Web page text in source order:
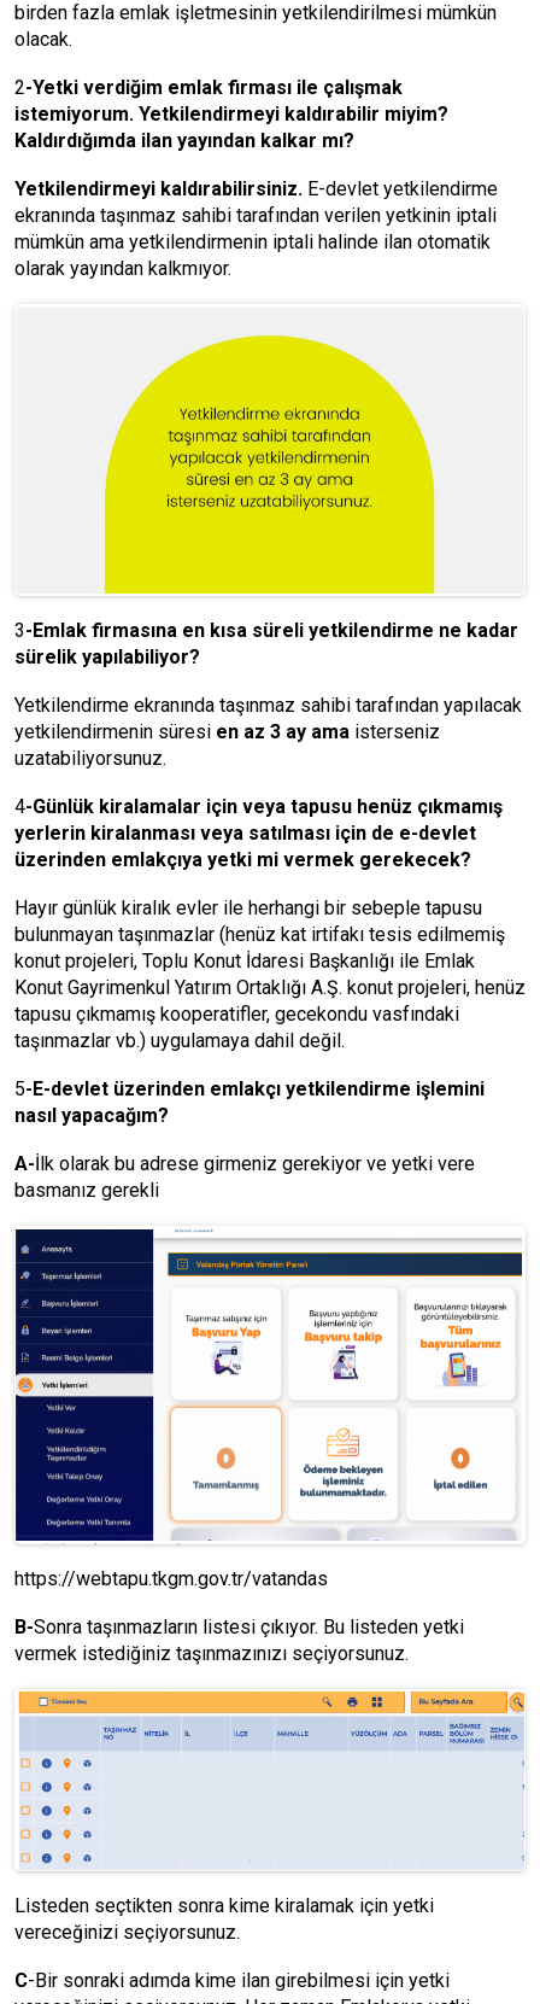
birden fazla emlak işletmesinin yetkilendirilmesi mümkün
olacak.
2-Yetki verdiğim emlak firması ile çalışmak
istemiyorum. Yetkilendirmeyi kaldırabilir miyim?
Kaldırdığımda ilan yayından kalkar mı?
Yetkilendirmeyi kaldırabilirsiniz. E-devlet yetkilendirme
ekranında taşınmaz sahibi tarafından verilen yetkinin iptali
mümkün ama yetkilendirmenin iptali halinde ilan otomatik
olarak yayından kalkmıyor.
3-Emlak firmasına en kısa süreli yetkilendirme ne kadar
sürelik yapılabiliyor?
Yetkilendirme ekranında taşınmaz sahibi tarafından yapılacak
yetkilendirmenin süresi en az 3 ay ama isterseniz
uzatabiliyorsunuz.
4-Günlük kiralamalar için veya tapusu henüz çıkmamış
yerlerin kiralanması veya satılması için de e-devlet
üzerinden emlakçıya yetki mi vermek gerekecek?
Hayır günlük kiralık evler ile herhangi bir sebeple tapusu
bulunmayan taşınmazlar (henüz kat irtifakı tesis edilmemiş
konut projeleri, Toplu Konut İdaresi Başkanlığı ile Emlak
Konut Gayrimenkul Yatırım Ortaklığı A.Ş. konut projeleri, henüz
tapusu çıkmamış kooperatifler, gecekondu vasfındaki
taşınmazlar vb.) uygulamaya dahil değil.
5-E-devlet üzerinden emlakçı yetkilendirme işlemini
nasıl yapacağım?
A-İlk olarak bu adrese girmeniz gerekiyor ve yetki vere
basmanız gerekli
https://webtapu.tkgm.gov.tr/vatandas
B-Sonra taşınmazların listesi çıkıyor. Bu listeden yetki
vermek istediğiniz taşınmazınızı seçiyorsunuz.
Listeden seçtikten sonra kime kiralamak için yetki
vereceğinizi seçiyorsunuz.
C-Bir sonraki adımda kime ilan girebilmesi için yetki